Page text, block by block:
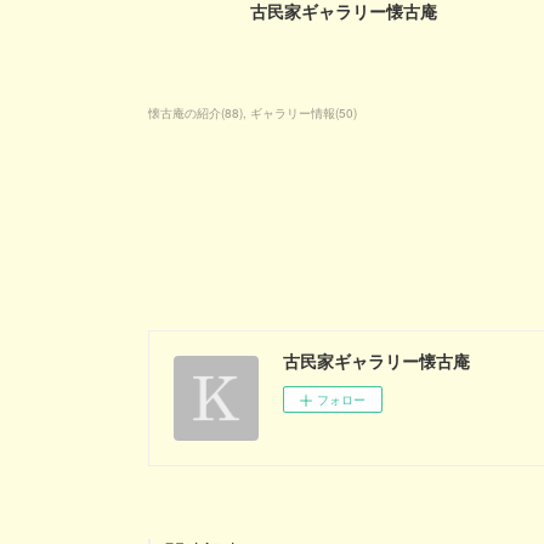
古民家ギャラリー懐古庵
懐古庵の紹介(88) ギャラリー情報(50)
古民家ギャラリー懐古庵
フォロー